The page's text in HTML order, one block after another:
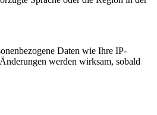
Daten wie Ihre IP-
werden wirksam, sobald